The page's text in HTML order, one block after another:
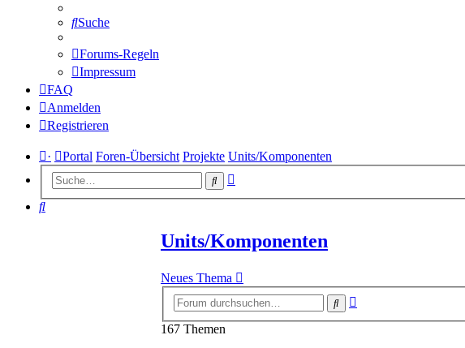
Suche
Forums-Regeln
Impressum
FAQ
Anmelden
Registrieren
· Portal Foren-Übersicht Projekte Units/Komponenten
Suche
Suche
Units/Komponenten
Neues Thema
Suche
167 Themen